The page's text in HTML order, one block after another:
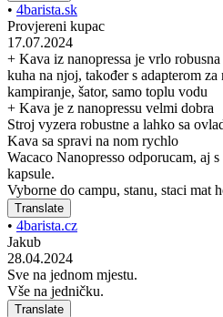
• 4barista.sk
Provjereni kupac
17.07.2024
+ Kava iz nanopressa je vrlo
kuha na njoj, također s adapterom za
kampiranje, šator, samo toplu vodu
+ Kava je z nanopressu velmi dobra
Stroj vyzera robustne a lahko sa
Kava sa spravi na nom rychlo
Wacaco Nanopresso odporucam, aj s
kapsule.
Vyborne do campu, stanu, staci mat
Translate
• 4barista.cz
Jakub
28.04.2024
Sve na jednom mjestu.
Vše na jedničku.
Translate